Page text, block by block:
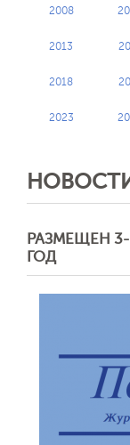
2008
2013
2018
2023
РАЗМЕЩЕН
ГОД